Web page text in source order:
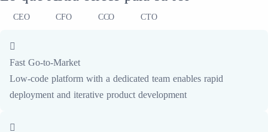
CEO CFO CCO CTO
Fast Go-to-Market
Low-code platform with a dedicated team enables rapid
deployment and iterative product development